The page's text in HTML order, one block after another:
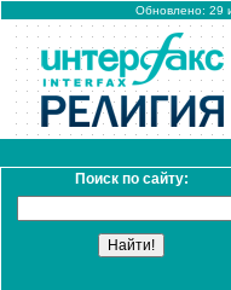
Обновлено: 29
Поиск по сайту: